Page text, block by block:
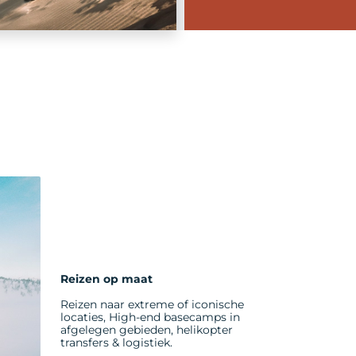
Reizen op maat
Reizen naar extreme of iconische
locaties, High-end basecamps in
afgelegen gebieden, helikopter
transfers & logistiek.